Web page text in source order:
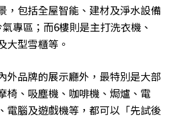
，包括全屋智能、建材及淨水設備
專區；而6樓則是主打洗衣機、
大型雪櫃等。
外品牌的展示廳外，最特別是大部
椅、吸塵機、咖啡機、焗爐、電
電腦及遊戲機等，都可以「先試後